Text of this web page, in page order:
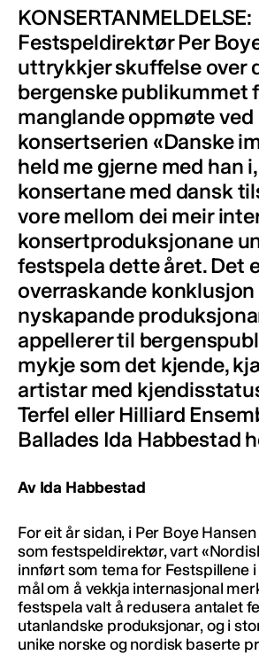
KONSERTANMELDELSE:
Festspeldirektør Per
uttrykkjer skuffelse over
bergenske publikummet
manglande oppmøte ved
konsertserien «Danske
held me gjerne med han
konsertane med dansk
vore mellom dei meir
konsertproduksjonane
festspela dette året. Det
overraskande konklusjon
nyskapande
appellerer til
mykje som det kjende,
artistar med
Terfel eller Hilliard
Ballades Ida Habbestad
Av Ida Habbestad
For eit år sidan, i Per Boye
som festspeldirektør, vart
innført som tema for Festspillene
mål om å vekkja internasjonal
festspela valt å redusera antalet
utanlandske produksjonar, og i
unike norske og nordisk baserte